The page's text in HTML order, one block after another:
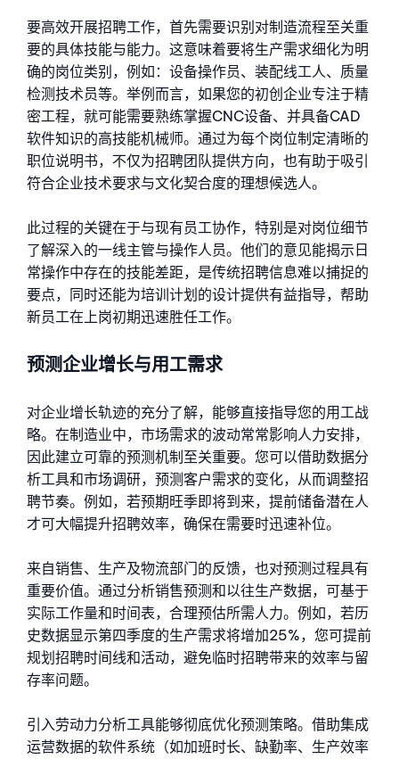
要高效开展招聘工作，首先需要识别对制造流程至关重
要的具体技能与能力。这意味着要将生产需求细化为明
确的岗位类别，例如：设备操作员、装配线工人、质量
检测技术员等。举例而言，如果您的初创企业专注于精
密工程，就可能需要熟练掌握CNC设备、并具备CAD
软件知识的高技能机械师。通过为每个岗位制定清晰的
职位说明书，不仅为招聘团队提供方向，也有助于吸引
符合企业技术要求与文化契合度的理想候选人。
此过程的关键在于与现有员工协作，特别是对岗位细节
了解深入的一线主管与操作人员。他们的意见能揭示日
常操作中存在的技能差距，是传统招聘信息难以捕捉的
要点，同时还能为培训计划的设计提供有益指导，帮助
新员工在上岗初期迅速胜任工作。
预测企业增长与用工需求
对企业增长轨迹的充分了解，能够直接指导您的用工战
略。在制造业中，市场需求的波动常常影响人力安排，
因此建立可靠的预测机制至关重要。您可以借助数据分
析工具和市场调研，预测客户需求的变化，从而调整招
聘节奏。例如，若预期旺季即将到来，提前储备潜在人
才可大幅提升招聘效率，确保在需要时迅速补位。
来自销售、生产及物流部门的反馈，也对预测过程具有
重要价值。通过分析销售预测和以往生产数据，可基于
实际工作量和时间表，合理预估所需人力。例如，若历
史数据显示第四季度的生产需求将增加25%，您可提前
规划招聘时间线和活动，避免临时招聘带来的效率与留
存率问题。
引入劳动力分析工具能够彻底优化预测策略。借助集成
运营数据的软件系统（如加班时长、缺勤率、生产效率